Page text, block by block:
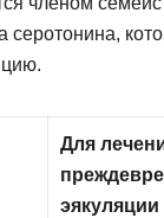
серотонина,
Для
эякуляции